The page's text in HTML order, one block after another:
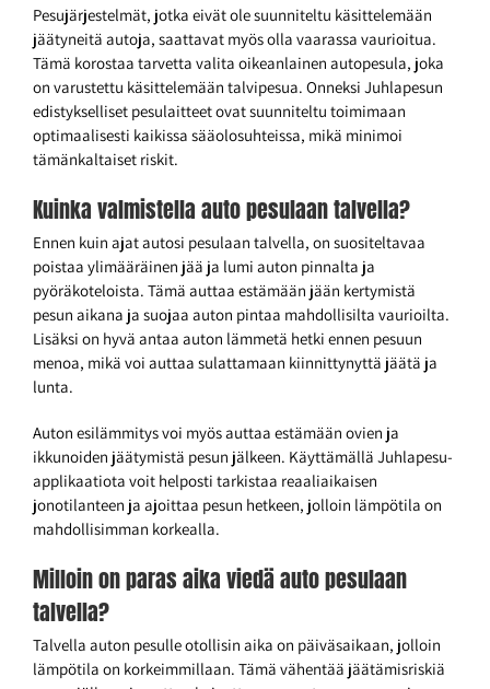
Pesujärjestelmät, jotka eivät ole suunniteltu käsittelemään
jäätyneitä autoja, saattavat myös olla vaarassa vaurioitua.
Tämä korostaa tarvetta valita oikeanlainen autopesula, joka
on varustettu käsittelemään talvipesua. Onneksi Juhlapesun
edistykselliset pesulaitteet ovat suunniteltu toimimaan
optimaalisesti kaikissa sääolosuhteissa, mikä minimoi
tämänkaltaiset riskit.
Kuinka valmistella auto pesulaan talvella?
Ennen kuin ajat autosi pesulaan talvella, on suositeltavaa
poistaa ylimääräinen jää ja lumi auton pinnalta ja
pyöräkoteloista. Tämä auttaa estämään jään kertymistä
pesun aikana ja suojaa auton pintaa mahdollisilta vaurioilta.
Lisäksi on hyvä antaa auton lämmetä hetki ennen pesuun
menoa, mikä voi auttaa sulattamaan kiinnittynyttä jäätä ja
lunta.
Auton esilämmitys voi myös auttaa estämään ovien ja
ikkunoiden jäätymistä pesun jälkeen. Käyttämällä Juhlapesu-
applikaatiota voit helposti tarkistaa reaaliaikaisen
jonotilanteen ja ajoittaa pesun hetkeen, jolloin lämpötila on
mahdollisimman korkealla.
Milloin on paras aika viedä auto pesulaan
talvella?
Talvella auton pesulle otollisin aika on päiväsaikaan, jolloin
lämpötila on korkeimmillaan. Tämä vähentää jäätämisriskiä